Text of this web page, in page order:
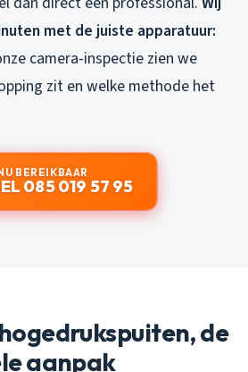
met de juiste apparatuur:
camera-inspectie zien we
zit en welke methode het
BEREIKBAAR
085 019 57 95
de
aanpak